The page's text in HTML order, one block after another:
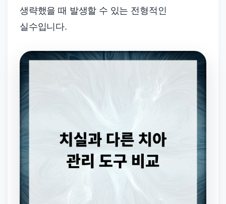
생략했을 때 발생할 수 있는 전형적인
실수입니다.